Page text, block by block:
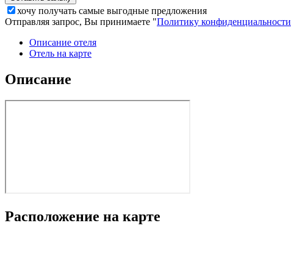
хочу получать самые выгодные предложения
Отправляя запрос, Вы принимаете "Политику конфиденциальности
Описание отеля
Отель на карте
Описание
Расположение на карте